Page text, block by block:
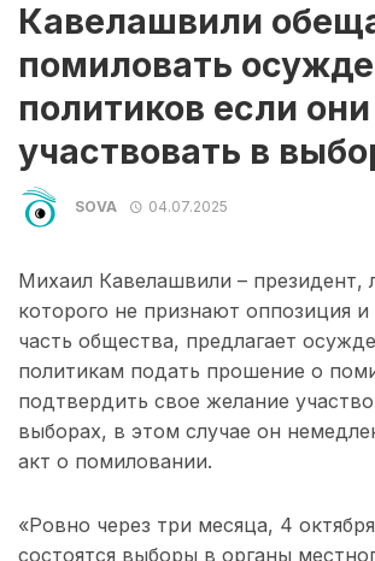
Кавелашвили
помиловать
политиков если
участвовать в
SOVA 04.07.2025
Михаил Кавелашвили – президент,
которого не признают оппозиция и
часть общества, предлагает
политикам подать прошение о
подтвердить свое желание
выборах, в этом случае он
акт о помиловании.
«Ровно через три месяца, 4
состоятся выборы в органы